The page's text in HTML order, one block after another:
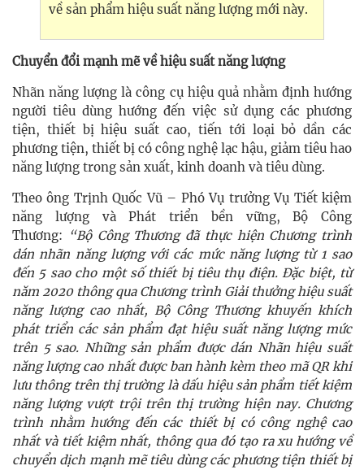
về sản phẩm hiệu suất năng lượng mới này.​
Chuyển đổi mạnh mẽ về hiệu suất năng lượng
Nhãn năng lượng là công cụ hiệu quả nhằm định hướng
người tiêu dùng hướng đến việc sử dụng các phương
tiện, thiết bị hiệu suất cao, tiến tới loại bỏ dần các
phương tiện, thiết bị có công nghệ lạc hậu, giảm tiêu hao
năng lượng trong sản xuất, kinh doanh và tiêu dùng.
Theo ông Trịnh Quốc Vũ – Phó Vụ trưởng Vụ Tiết kiệm
năng lượngvà Phát triển bền vững, Bộ Công
Thương: “Bộ Công Thương đã thực hiện Chương trình
dán nhãn năng lượng với các mức năng lượng từ 1 sao
đến 5 sao cho một số thiết bị tiêu thụ điện. Đặc biệt, từ
năm 2020 thông qua Chương trình Giải thưởng hiệu suất
năng lượng cao nhất, Bộ Công Thương khuyến khích
phát triển các sản phẩm đạt hiệu suất năng lượng mức
trên 5 sao. Những sản phẩm được dán Nhãn hiệu suất
năng lượng cao nhất được ban hành kèm theo mã QR khi
lưu thông trên thị trường là dấu hiệu sản phẩm tiết kiệm
năng lượng vượt trội trên thị trường hiện nay. Chương
trình nhằm hướng đến các thiết bị có công nghệ cao
nhất và tiết kiệm nhất, thông qua đó tạo ra xu hướng về
chuyển dịch mạnh mẽ tiêu dùng các phương tiện thiết bị